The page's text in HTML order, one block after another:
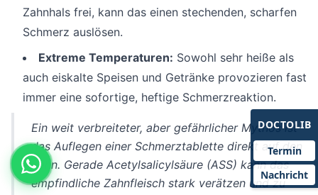
Zahnhals frei, kann das einen stechenden, scharfen
Schmerz auslösen.
Extreme Temperaturen: Sowohl sehr heiße als
auch eiskalte Speisen und Getränke provozieren fast
immer eine sofortige, heftige Schmerzreaktion.
Ein weit verbreiteter, aber gefährlicher Mythos ist
das Auflegen einer Schmerztablette direkt auf den
Zahn. Gerade Acetylsalicylsäure (ASS) kann das
empfindliche Zahnfleisch stark verätzen und zu
DOCTOLIB
Termin
Nachricht